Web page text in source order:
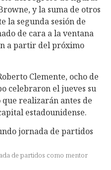
y la suma de otros
la segunda sesión de
de cara a la ventana
a partir del próximo
Clemente, ocho de
celebraron el jueves su
realizarán antes de
estadounidense.
de partidos como mentor